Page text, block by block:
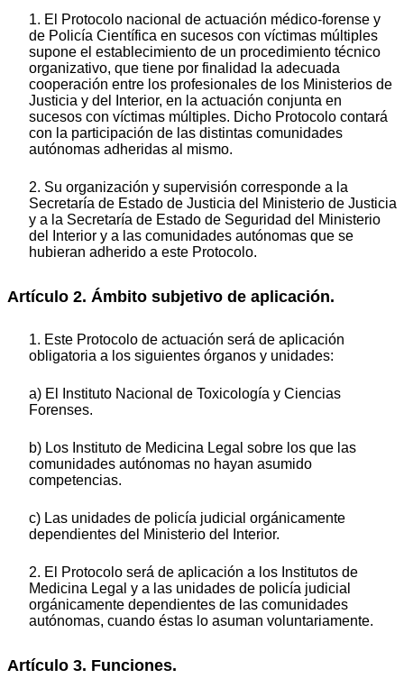
1. El Protocolo nacional de actuación médico-forense y
de Policía Científica en sucesos con víctimas múltiples
supone el establecimiento de un procedimiento técnico
organizativo, que tiene por finalidad la adecuada
cooperación entre los profesionales de los Ministerios de
Justicia y del Interior, en la actuación conjunta en
sucesos con víctimas múltiples. Dicho Protocolo contará
con la participación de las distintas comunidades
autónomas adheridas al mismo.
2. Su organización y supervisión corresponde a la
Secretaría de Estado de Justicia del Ministerio de Justicia
y a la Secretaría de Estado de Seguridad del Ministerio
del Interior y a las comunidades autónomas que se
hubieran adherido a este Protocolo.
Artículo 2. Ámbito subjetivo de aplicación.
1. Este Protocolo de actuación será de aplicación
obligatoria a los siguientes órganos y unidades:
a) El Instituto Nacional de Toxicología y Ciencias
Forenses.
b) Los Instituto de Medicina Legal sobre los que las
comunidades autónomas no hayan asumido
competencias.
c) Las unidades de policía judicial orgánicamente
dependientes del Ministerio del Interior.
2. El Protocolo será de aplicación a los Institutos de
Medicina Legal y a las unidades de policía judicial
orgánicamente dependientes de las comunidades
autónomas, cuando éstas lo asuman voluntariamente.
Artículo 3. Funciones.